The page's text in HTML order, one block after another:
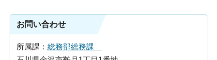
お問い合わせ
所属課： 総務部総務課